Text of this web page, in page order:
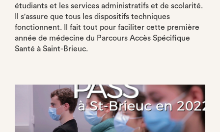
étudiants et les services administratifs et de scolarité.
Il s'assure que tous les dispositifs techniques
fonctionnent. Il fait tout pour faciliter cette première
année de médecine du Parcours Accès Spécifique
Santé à Saint-Brieuc.